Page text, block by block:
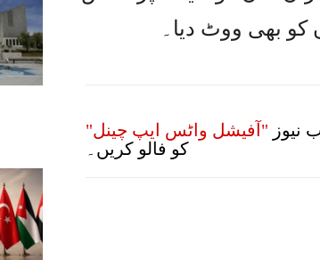
کو بھی ووٹ دیا۔
نیوز "آفیشل واٹس ایپ چینل"
کو فالو کریں۔